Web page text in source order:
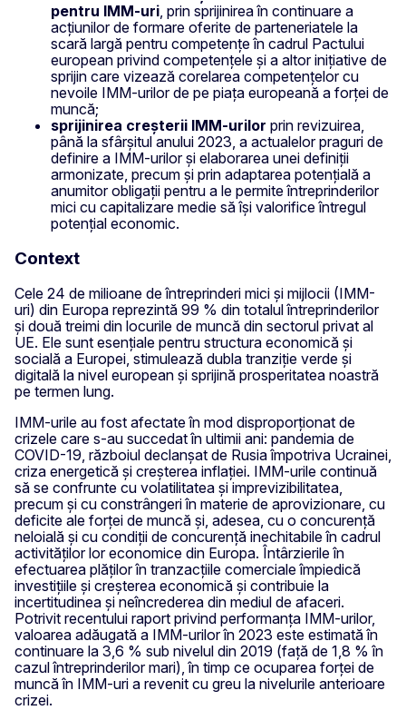
pentru IMM-uri, prin sprijinirea în continuare a
acțiunilor de formare oferite de parteneriatele la
scară largă pentru competențe în cadrul Pactului
european privind competențele și a altor inițiative de
sprijin care vizează corelarea competențelor cu
nevoile IMM-urilor de pe piața europeană a forței de
muncă;
sprijinirea creșterii IMM-urilor prin revizuirea,
până la sfârșitul anului 2023, a actualelor praguri de
definire a IMM-urilor și elaborarea unei definiții
armonizate, precum și prin adaptarea potențială a
anumitor obligații pentru a le permite întreprinderilor
mici cu capitalizare medie să își valorifice întregul
potențial economic.
Context
Cele 24 de milioane de întreprinderi mici și mijlocii (IMM-
uri) din Europa reprezintă 99 % din totalul întreprinderilor
și două treimi din locurile de muncă din sectorul privat al
UE. Ele sunt esențiale pentru structura economică și
socială a Europei, stimulează dubla tranziție verde și
digitală la nivel european și sprijină prosperitatea noastră
pe termen lung.
IMM-urile au fost afectate în mod disproporționat de
crizele care s-au succedat în ultimii ani: pandemia de
COVID-19, războiul declanșat de Rusia împotriva Ucrainei,
criza energetică și creșterea inflației. IMM-urile continuă
să se confrunte cu volatilitatea și imprevizibilitatea,
precum și cu constrângeri în materie de aprovizionare, cu
deficite ale forței de muncă și, adesea, cu o concurență
neloială și cu condiții de concurență inechitabile în cadrul
activităților lor economice din Europa. Întârzierile în
efectuarea plăților în tranzacțiile comerciale împiedică
investițiile și creșterea economică și contribuie la
incertitudinea și neîncrederea din mediul de afaceri.
Potrivit recentului raport privind performanța IMM-urilor,
valoarea adăugată a IMM-urilor în 2023 este estimată în
continuare la 3,6 % sub nivelul din 2019 (față de 1,8 % în
cazul întreprinderilor mari), în timp ce ocuparea forței de
muncă în IMM-uri a revenit cu greu la nivelurile anterioare
crizei.